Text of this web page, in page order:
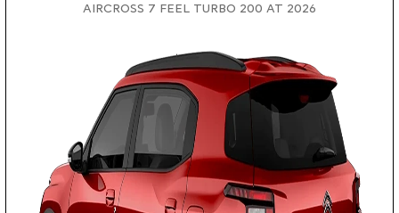
AIRCROSS 7 FEEL TURBO 200 AT 2026